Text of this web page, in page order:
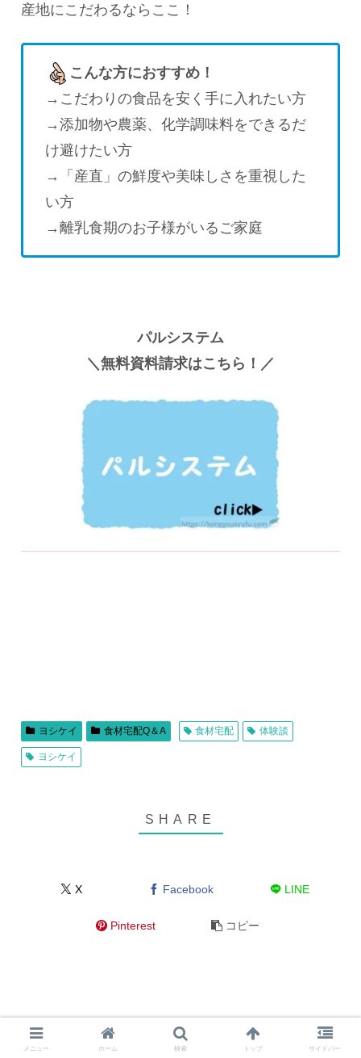
産地にこだわるならここ！
こんな方におすすめ！
→こだわりの食品を安く手に入れたい方
→添加物や農薬、化学調味料をできるだ
け避けたい方
→「産直」の鮮度や美味しさを重視した
い方
→離乳食期のお子様がいるご家庭
パルシステム
＼無料資料請求はこちら！／
ヨシケイ 食材宅配Q＆A 食材宅配 体験談
ヨシケイ
X Facebook LINE
Pinterest コピー
メニュー ホーム 検索 トップ サイドバー